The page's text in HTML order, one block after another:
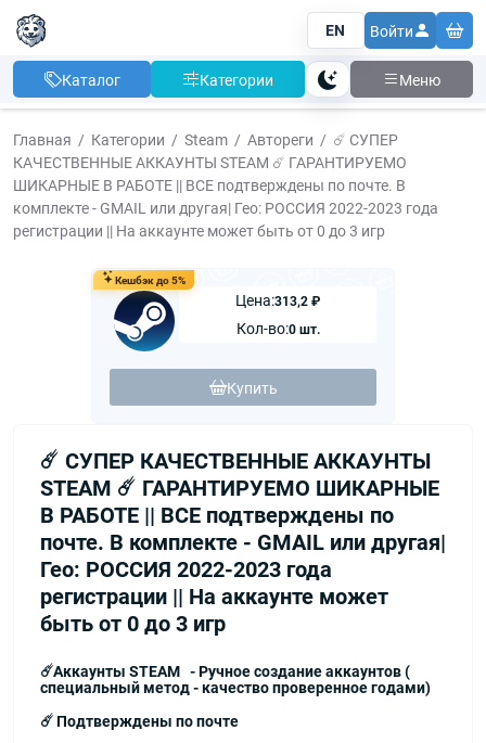
EN Войти
Каталог Категории Тема Меню
Главная Категории Steam Автореги
☄️ СУПЕР
КАЧЕСТВЕННЫЕ АККАУНТЫ STEAM ☄️ ГАРАНТИРУЕМО
ШИКАРНЫЕ В РАБОТЕ || ВСЕ подтверждены по почте. В
комплекте - GMAIL или другая| Гео: РОССИЯ 2022-2023 года
регистрации || На аккаунте может быть от 0 до 3 игр
Кешбэк до 5%
Цена:313,2 ₽
Кол-во:0 шт.
Купить
☄️ СУПЕР КАЧЕСТВЕННЫЕ АККАУНТЫ
STEAM ☄️ ГАРАНТИРУЕМО ШИКАРНЫЕ
В РАБОТЕ || ВСЕ подтверждены по
почте. В комплекте - GMAIL или другая|
Гео: РОССИЯ 2022-2023 года
регистрации || На аккаунте может
быть от 0 до 3 игр
☄️Аккаунты STEAM - Ручное создание аккаунтов (
специальный метод - качество проверенное годами)
☄️ Подтверждены по почте